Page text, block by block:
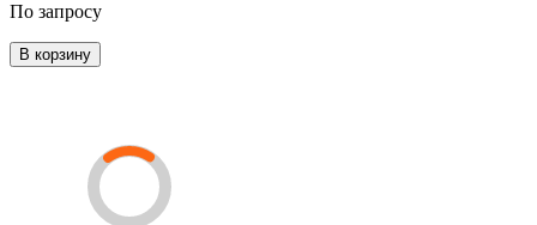
По запросу
В корзину